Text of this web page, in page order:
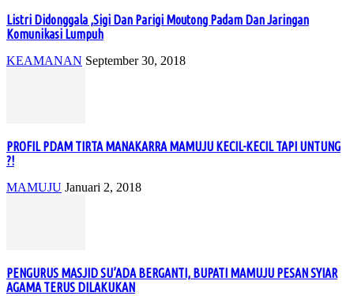
Listri Didonggala ,Sigi Dan Parigi Moutong Padam Dan Jaringan
Komunikasi Lumpuh
KEAMANAN September 30, 2018
PROFIL PDAM TIRTA MANAKARRA MAMUJU KECIL-KECIL TAPI UNTUNG
?!
MAMUJU Januari 2, 2018
PENGURUS MASJID SU’ADA BERGANTI, BUPATI MAMUJU PESAN SYIAR
AGAMA TERUS DILAKUKAN